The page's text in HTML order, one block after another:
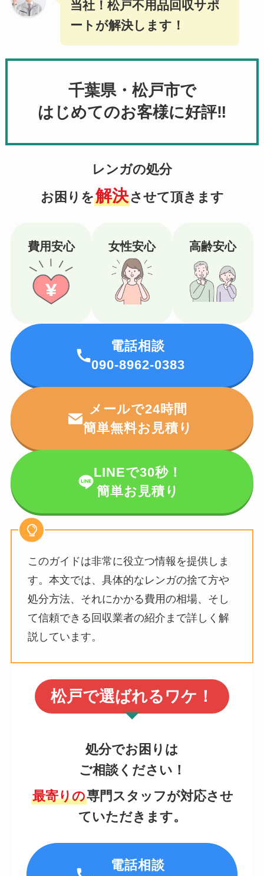
当社！松戸不用品回収サポ
ートが解決します！
千葉県・松戸市で
はじめてのお客様に好評‼
レンガの処分
お困りを解決させて頂きます
費用安心 女性安心 高齢安心
電話相談
090-8962-0383
メールで24時間
簡単無料お見積り
LINEで30秒！
簡単お見積り
このガイドは非常に役立つ情報を提供しま
す。本文では、具体的なレンガの捨て方や
処分方法、それにかかる費用の相場、そし
て信頼できる回収業者の紹介まで詳しく解
説しています。
松戸で選ばれるワケ！
処分でお困りは
ご相談ください！
最寄りの専門スタッフが対応させ
ていただきます。
電話相談